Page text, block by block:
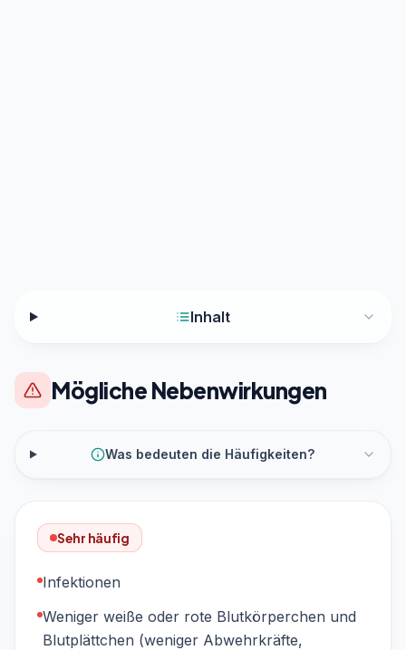
Inhalt
Mögliche Nebenwirkungen
Was bedeuten die Häufigkeiten?
Sehr häufig
Infektionen
Weniger weiße oder rote Blutkörperchen und
Blutplättchen (weniger Abwehrkräfte,